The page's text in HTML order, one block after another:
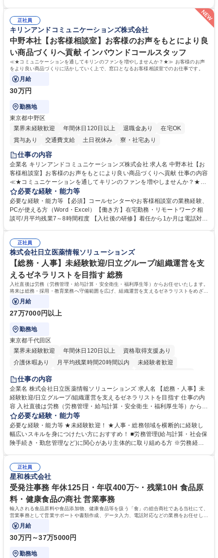
連 ・衛生管理 ・防災関連・公的助成金の管理・オフィス、ファシリティ
管理 ・福利厚生関連 ・職員からの問合せ、相談対応 ・その他日常の総務
業務全般 募集職種 【東京／文京区】公益財団法人の総務人事業務／年間
休日125日
正社員
キリンアンドコミュニケーションズ株式会社
中野本社【お客様相談室】お客様のお声をもとにより良
い商品づくりへ貢献 インバウンドコールスタッフ
≪★コミュニケーションを通してキリンのファンを増やしませんか？★≫ お客様のお声
をより良い商品づくりに活かしていく上で、窓口となるお客様相談室でのお仕事です。
月給
30万円
勤務地
東京都中野区
業界未経験歓迎
年間休日120日以上 退職金あり
在宅OK
賞与あり
交通費支給 土日祝休み 寮・社宅あり
仕事の内容
企業名 キリンアンドコミュニケーションズ株式会社 求人名 中野本社【お
客様相談室】お客様のお声をもとにより良い商品づくりへ貢献 仕事の内容
≪★コミュニケーションを通してキリンのファンを増やしませんか？★≫
お客様のお声をより良い商品づくりに活かしていく上で、窓口となるお客
様相談室でのお仕事です。 日々お客様からいただくキリングループへのご
意見を、企業活動に活かしています。お客様からの声に迅速かつ誠意をも
って対応、情報提供するとともにグループ内活動に反映しています。 【具
平均100件前後■メール・手紙：同上40件前後 募集職種 中野本社【お客様
相談室】お客様のお声をもとにより良い商品づくりへ貢献
必要な経験・能力等
必要な経験・能力等 【必須】コールセンターやお客様相談室の業務経験、
PCが使える方（Word・Excel）【働き方】在宅勤務・リモートワーク相
談可/月平均残業7～8時間程度 【入社後の研修】着任から1か月は電話対応
すのでご安心ください。 【当社について】キリングループの広報機能を担
う会社として、お客様との出会いを大切にし、磨き上げたホスピタリティ
を込めてコミュニケーションをとりながら広報関連業務を行っておりま
す。 学歴・資格 学歴：大学院 大学 高専 短大 専修学校 高校 語学力： 資
格：
正社員
株式会社日立医薬情報ソリューションズ
【総務・人事】未経験歓迎/日立グループ/組織運営を支
えるゼネラリストを目指す 総務
入社直後は労務（労務管理・給与計算・安全衛生・福利厚生等）からお任せいたします。
将来は総務・採用・教育業務へ守備範囲を広げ、組織運営を支えるゼネラリストをめざせ
ます。
月給
27万7000円以上
勤務地
東京都千代田区
業界未経験歓迎
年間休日120日以上
資格取得支援あり
介護休暇あり
月平均残業時間20時間以内
未経験者歓迎
住宅手当あり
育休あり
完全週休2日制 交通費支給 土日祝休み 寮・社宅あり
仕事の内容
企業名 株式会社日立医薬情報ソリューションズ 求人名 【総務・人事】未
経験歓迎/日立グループ/組織運営を支えるゼネラリストを目指す 仕事の内
容 入社直後は労務（労務管理・給与計算・安全衛生・福利厚生等）からお
任せいたします。将来は総務・採用・教育業務へ守備範囲を広げ、組織運
営を支えるゼネラリストをめざせます。 ・初期業務：労働時間管理、給与
計算、社会保険対応、福利厚生管理、安全衛生、健康経営推進等をお任せ
します。ご経験に応じて、休職者管理など、幅広く経験を積んでいただき
幅広く経験を積みたい意欲がある方に最適な環境です。 募集職種 【総
務・人事】未経験歓迎/日立グループ/組織運営を支えるゼネラリストを目
指す
必要な経験・能力等
必要な経験・能力等 ★未経験歓迎！ ★人事・総務領域を横断的に経験し
幅広いスキルを身につけたい方におすすめ！ ■労務管理(給与計算・社会保
険手続き・勤怠管理など)に関心があり主体的に取り組める方 ※労務経験
のご経験 ■労務管理（給与計算・社会保険手続き・勤怠管理など）の経験
■衛生管理者の資格をお持ちの方 学歴・資格 学歴：大学院 大学 高専 短大
専修学校 高校 語学力： 資格：
正社員
星和株式会社
受発注事務 年休125日・年収400万~・残業10H 食品原
料・健康食品の商社 営業事務
輸入される食品原料や食品添加物、健康食品等を扱う「食」の総合商社である当社にて、
営業事務として営業サポートや書類作成、データ入力、電話対応などの業務をお任せしま
す。
月給
30万円～37万5000円
勤務地